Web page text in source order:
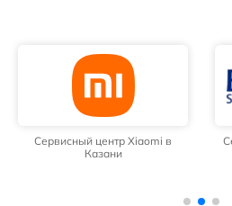
Сервисный центр Xiaomi в
Казани